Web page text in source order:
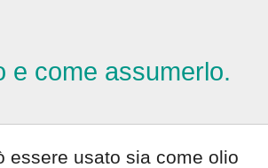
e come assumerlo.
essere usato sia come olio